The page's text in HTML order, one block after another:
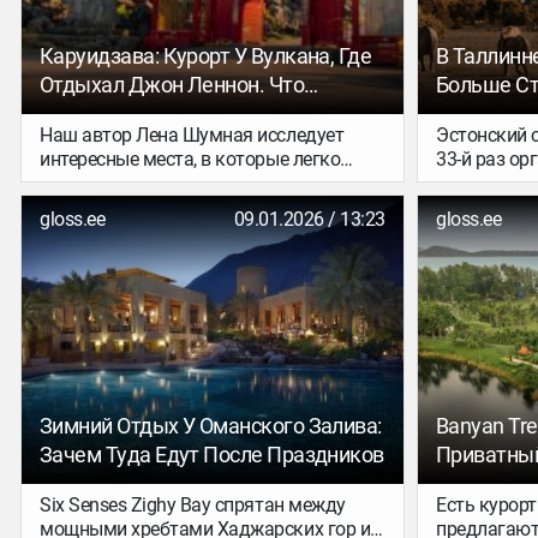
Каруидзава: Курорт У Вулкана, Где
Отдыхал Джон Леннон. Что
Посмотреть И Как Добраться Из
Токио
Наш автор Лена Шумная исследует
интересные места, в которые легко
добраться из столицы Японии.
Отправляемся в посёлок Каруидзава у
подножия действующего вулкана и
исторический почтовый город на
торговом пути времён Эдо, а сегодня —
популярный курорт, в котором любил
проводить время Джон Леннон.
В
Больше
И
Эстонский
33-й раз
странах
выставку
по 15
Таллинн
Впервые на
gloss.ee 09.01.2026 / 13:23
Зимний Отдых У Оманского Залива:
Зачем Туда Едут После Праздников
Six Senses Zighy Bay спрятан между
мощными хребтами Хаджарских гор и
gloss.ee
Banyan
Таиланде
Есть